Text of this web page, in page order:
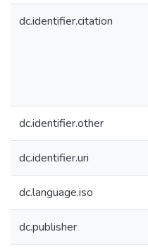
dc.identifier.citation
dc.identifier.other
dc.identifier.uri
dc.language.iso
dc.publisher